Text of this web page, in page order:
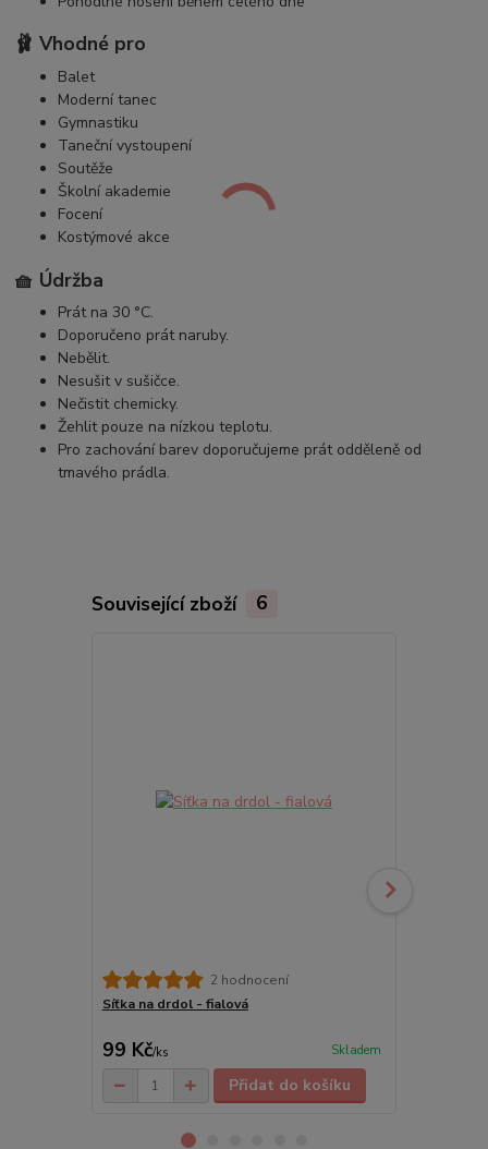
🩰 Vhodné pro
Balet
Moderní tanec
Gymnastiku
Taneční vystoupení
Soutěže
Školní akademie
Focení
Kostýmové akce
🧺 Údržba
Prát na 30 °C.
Doporučeno prát naruby.
Nebělit.
Nesušit v sušičce.
Nečistit chemicky.
Žehlit pouze na nízkou teplotu.
Pro zachování barev doporučujeme prát odděleně od
tmavého prádla.
Související zboží 6
2 hodnocení
Síťka na drdol - fialová
99 Kč/ks Skladem
Přidat do košíku